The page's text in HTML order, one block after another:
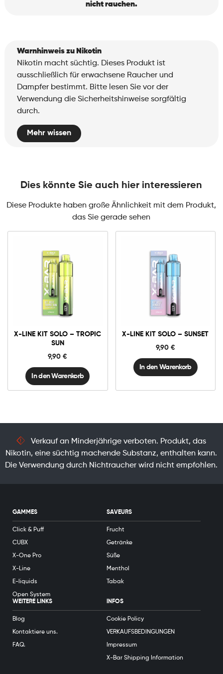
nicht rauchen.
Warnhinweis zu Nikotin
Nikotin macht süchtig. Dieses Produkt ist
ausschließlich für erwachsene Raucher und
Dampfer bestimmt. Bitte lesen Sie vor der
Verwendung die Sicherheitshinweise sorgfältig
durch.
Mehr wissen
Dies könnte Sie auch hier interessieren
Diese Produkte haben große Ähnlichkeit mit dem Produkt,
das Sie gerade sehen
X-LINE KIT SOLO – TROPIC
SUN
9,90€
X-
Line
Solo
Sun
Menge
In den Warenkorb
X-LINE KIT SOLO – SUNSET
9,90 €
X-
Line
Solo
Menge
In den Warenkorb
Verkauf an Minderjährige verboten. Produkt, das
Nikotin, eine süchtig machende Substanz, enthalten kann.
Die Verwendung durch Nichtraucher wird nicht empfohlen.
GAMMES
Click & Puff
CUBX
X-One Pro
X-Line
E-liquids
Open System
SAVEURS
Frucht
Getränke
Süße
Menthol
Tabak
WEITERE LINKS
Blog
Kontaktiere uns.
FAQ.
INFOS
Cookie Policy
VERKAUFSBEDINGUNGEN
Impressum
X-Bar Shipping Information